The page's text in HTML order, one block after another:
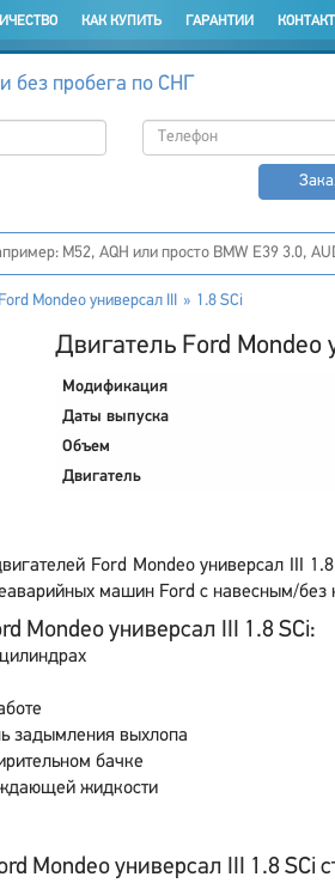
КАК КУПИТЬ ГАРАНТИИ
без пробега по СНГ
Ford Mondeo универсал III 1.8 SCi
Двигатель Ford Mondeo
Модификация
Даты выпуска
Объем
Двигатель
Ford Mondeo универсал III
машин Ford с навесным/без
Mondeo универсал III 1.8 SCi:
задымления выхлопа
бачке
жидкости
Mondeo универсал III 1.8 SCi